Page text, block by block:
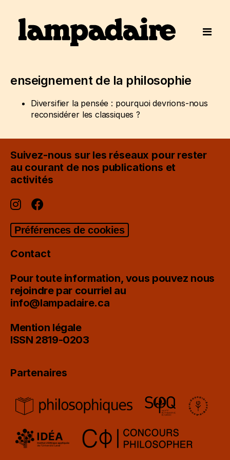
enseignement de la philosophie
Diversifier la pensée : pourquoi devrions-nous
reconsidérer les classiques ?
Suivez-nous sur les réseaux pour rester
au courant de nos publications et
activités
Préférences de cookies
Contact
Pour toute information, vous pouvez nous
rejoindre par courriel au
info@lampadaire.ca
Mention légale
ISSN 2819-0203
Partenaires